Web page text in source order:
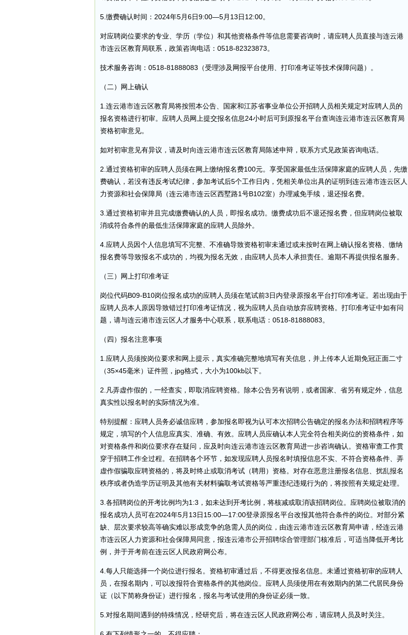
5.缴费确认时间：2024年5月6日9:00—5月13日12:00。
对应聘岗位要求的专业、学历（学位）和其他资格条件等信息需要咨询时，请应聘人员直接与连云港
市连云区教育局联系，政策咨询电话：0518-82323873。
技术服务咨询：0518-81888083（受理涉及网报平台使用、打印准考证等技术保障问题）。
（二）网上确认
1.连云港市连云区教育局将按照本公告、国家和江苏省事业单位公开招聘人员相关规定对应聘人员的
报名资格进行初审。应聘人员网上提交报名信息24小时后可到原报名平台查询连云港市连云区教育局
资格初审意见。
如对初审意见有异议，请及时向连云港市连云区教育局陈述申辩，联系方式见政策咨询电话。
2.通过资格初审的应聘人员须在网上缴纳报名费100元。享受国家最低生活保障家庭的应聘人员，先缴
费确认，若没有违反考试纪律，参加考试后5个工作日内，凭相关单位出具的证明到连云港市连云区人
力资源和社会保障局（连云港市连云区西墅路1号B102室）办理减免手续，退还报名费。
3.通过资格初审并且完成缴费确认的人员，即报名成功。缴费成功后不退还报名费，但应聘岗位被取
消或符合条件的最低生活保障家庭的应聘人员除外。
4.应聘人员因个人信息填写不完整、不准确导致资格初审未通过或未按时在网上确认报名资格、缴纳
报名费等导致报名不成功的，均视为报名无效，由应聘人员本人承担责任。逾期不再提供报名服务。
（三）网上打印准考证
岗位代码B09-B10岗位报名成功的应聘人员须在笔试前3日内登录原报名平台打印准考证。若出现由于
应聘人员本人原因导致错过打印准考证情况，视为应聘人员自动放弃应聘资格。打印准考证中如有问
题，请与连云港市连云区人才服务中心联系，联系电话：0518-81888083。
（四）报名注意事项
1.应聘人员须按岗位要求和网上提示，真实准确完整地填写有关信息，并上传本人近期免冠正面二寸
（35×45毫米）证件照，jpg格式，大小为100kb以下。
2.凡弄虚作假的，一经查实，即取消应聘资格。除本公告另有说明，或者国家、省另有规定外，信息
真实性以报名时的实际情况为准。
特别提醒：应聘人员务必诚信应聘，参加报名即视为认可本次招聘公告确定的报名办法和招聘程序等
规定，填写的个人信息应真实、准确、有效。应聘人员应确认本人完全符合相关岗位的资格条件，如
对资格条件和岗位要求存在疑问，应及时向连云港市连云区教育局进一步咨询确认。资格审查工作贯
穿于招聘工作全过程。在招聘各个环节，如发现应聘人员报名时填报信息不实、不符合资格条件、弄
虚作假骗取应聘资格的，将及时终止或取消考试（聘用）资格。对存在恶意注册报名信息、扰乱报名
秩序或者伪造学历证明及其他有关材料骗取考试资格等严重违纪违规行为的，将按照有关规定处理。
3.各招聘岗位的开考比例均为1:3，如未达到开考比例，将核减或取消该招聘岗位。应聘岗位被取消的
报名成功人员可在2024年5月13日15:00—17:00登录原报名平台改报其他符合条件的岗位。对部分紧
缺、层次要求较高等确实难以形成竞争的急需人员的岗位，由连云港市连云区教育局申请，经连云港
市连云区人力资源和社会保障局同意，报连云港市公开招聘综合管理部门核准后，可适当降低开考比
例，并于开考前在连云区人民政府网公布。
4.每人只能选择一个岗位进行报名。资格初审通过后，不得更改报名信息。未通过资格初审的应聘人
员，在报名期内，可以改报符合资格条件的其他岗位。应聘人员须使用在有效期内的第二代居民身份
证（以下简称身份证）进行报名，报名与考试使用的身份证必须一致。
5.对报名期间遇到的特殊情况，经研究后，将在连云区人民政府网公布，请应聘人员及时关注。